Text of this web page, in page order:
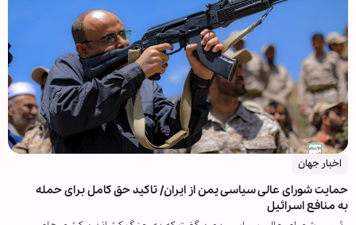
اخبار جهان
حمایت شورای عالی سیاسی یمن از ایران/ تاکید حق کامل برای حمله
به منافع اسرائیل